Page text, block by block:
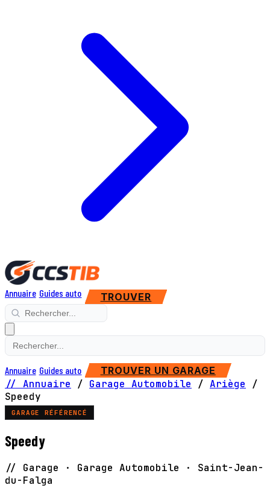
Annuaire Guides auto TROUVER
Annuaire Guides auto TROUVER UN GARAGE
// Annuaire / Garage Automobile / Ariège
/
Speedy
GARAGE RÉFÉRENCÉ
Speedy
// Garage · Garage Automobile · Saint-Jean-
du-Falga